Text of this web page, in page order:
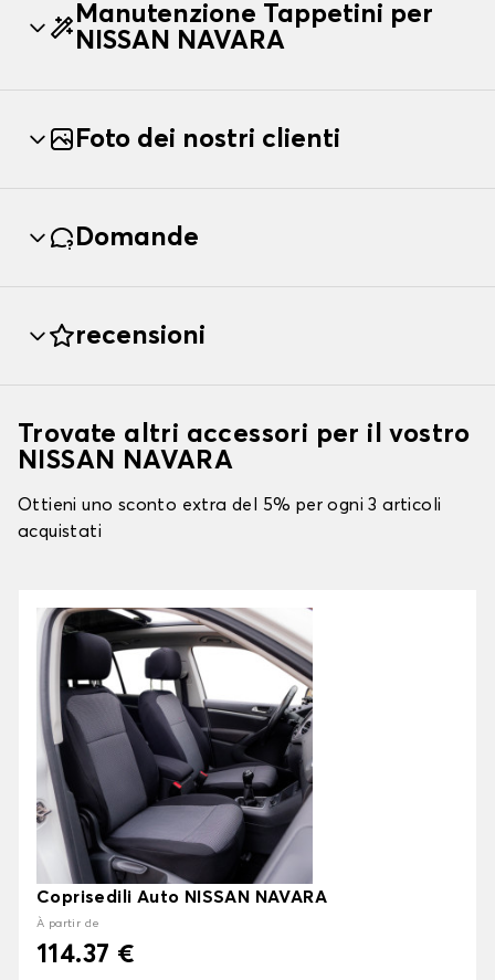
Manutenzione Tappetini per
NISSAN NAVARA
Foto dei nostri clienti
Domande
recensioni
Trovate altri accessori per il vostro
NISSAN NAVARA
Ottieni uno sconto extra del 5% per ogni 3 articoli
acquistati
Coprisedili Auto NISSAN NAVARA
À partir de
114.37 €